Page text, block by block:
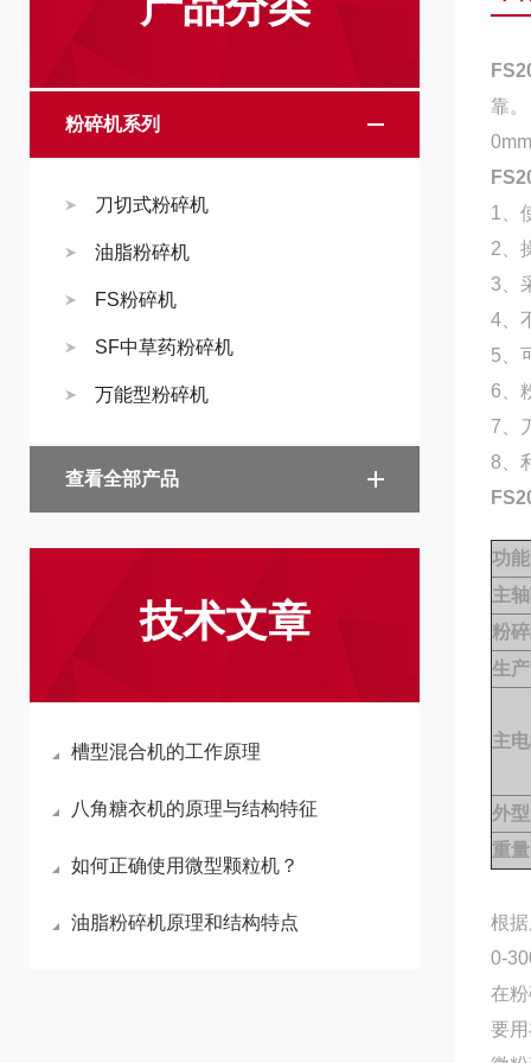
粉碎机系列
刀切式粉碎机
油脂粉碎机
FS粉碎机
SF中草药粉碎机
万能型粉碎机
查看全部产品
技术文章
槽型混合机的工作原理
八角糖衣机的原理与结构特征
如何正确使用微型颗粒机？
油脂粉碎机原理和结构特点
靠
1、
2、
3、
4、
5、
6、
7、
8、
功
主
粉
生
主
外
重量
根
0-
在
要